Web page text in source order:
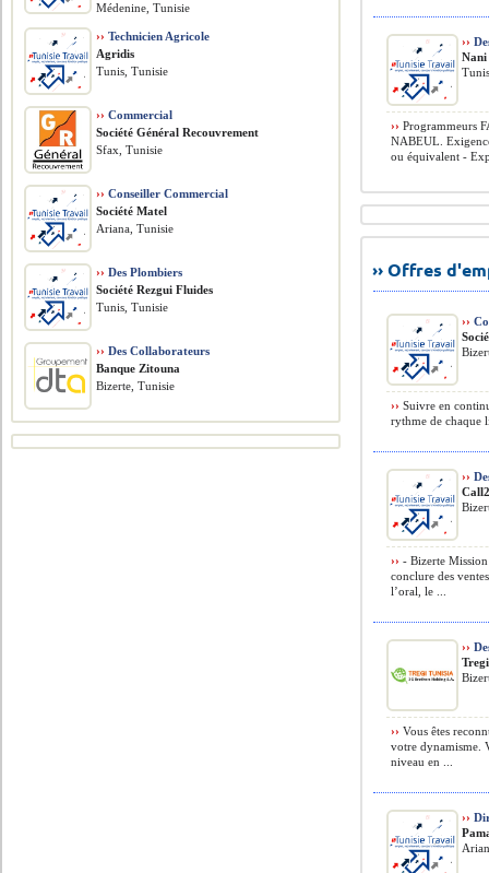
››
Nani
›› Programmeurs
NABEUL.
ou équivalent -
›› Offres
››
›› Suivre en
rythme de chaque
››
›› - Bizerte
conclure des
l’oral, le ...
››
›› Vous êtes
votre dynamisme.
niveau en ...
››
Médenine, Tunisie
›› Technicien Agricole
Agridis
Tunis, Tunisie
›› Commercial
Société Général Recouvrement
Sfax, Tunisie
›› Conseiller Commercial
Société Matel
Ariana, Tunisie
›› Des Plombiers
Société Rezgui Fluides
Tunis, Tunisie
›› Des Collaborateurs
Banque Zitouna
Bizerte, Tunisie